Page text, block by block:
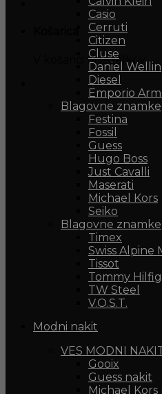
V košarici ni izdelkov.
Casio
Cerruti
Citizen
Cluse
Daniel
Diesel
Emporio
Blagovne znamke
Festina
Fossil
Guess
Hugo Boss
Just Cavalli
Maserati
Michael Kors
Seiko
Blagovne znamke
Timex
Swiss Alpine
Tissot
Tommy
TW Steel
V.O.S.T.
Modni nakit
VES MODNI
Gooix
Guess nakit
Michael Kors